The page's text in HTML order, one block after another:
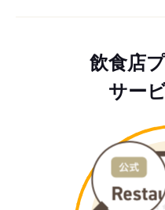
飲食店
サー